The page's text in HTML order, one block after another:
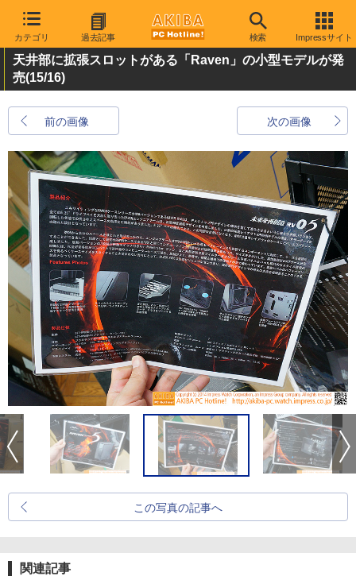
カテゴリ 過去記事 検索 Impressサイト
天井部に拡張スロットがある「Raven」の小型モデルが発
売(15/16)
前の画像 次の画像
この写真の記事へ
関連記事